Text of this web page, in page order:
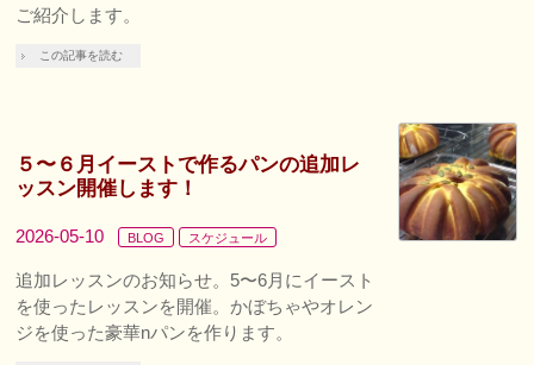
ご紹介します。
この記事を読む
５〜６月イーストで作るパンの追加レ
ッスン開催します！
2026-05-10 BLOG スケジュール
追加レッスンのお知らせ。5〜6月にイースト
を使ったレッスンを開催。かぼちゃやオレン
ジを使った豪華nパンを作ります。